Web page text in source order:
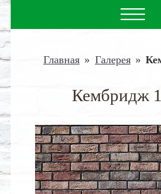
Главная » Галерея »
Кембридж